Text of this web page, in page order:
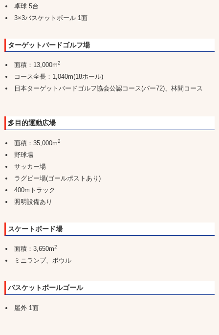
卓球 5台
3×3バスケットボール 1面
ターゲットバードゴルフ場
面積：13,000m2
コース全長：1,040m(18ホール)
日本ターゲットバードゴルフ協会公認コース(パー72)、林間コース
多目的運動広場
面積：35,000m2
野球場
サッカー場
ラグビー場(ゴールポストあり)
400mトラック
照明設備あり
スケートボード場
面積：3,650m2
ミニランプ、ボウル
バスケットボールゴール
屋外 1面